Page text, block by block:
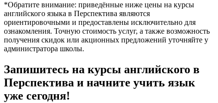
*Обратите внимание: приведённые ниже цены на курсы
английского языка в Перспектива являются
ориентировочными и предоставлены исключительно для
ознакомления. Точную стоимость услуг, а также возможность
получения скидок или акционных предложений уточняйте у
администратора школы.
Запишитесь на курсы английского в
Перспектива и начните учить язык
уже сегодня!